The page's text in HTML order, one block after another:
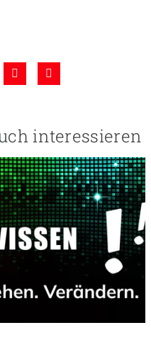
interessieren